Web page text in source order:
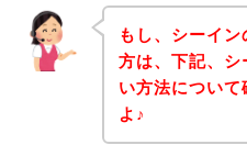
もし、シーイ
方は、下記、シ
い方法につい
よ♪